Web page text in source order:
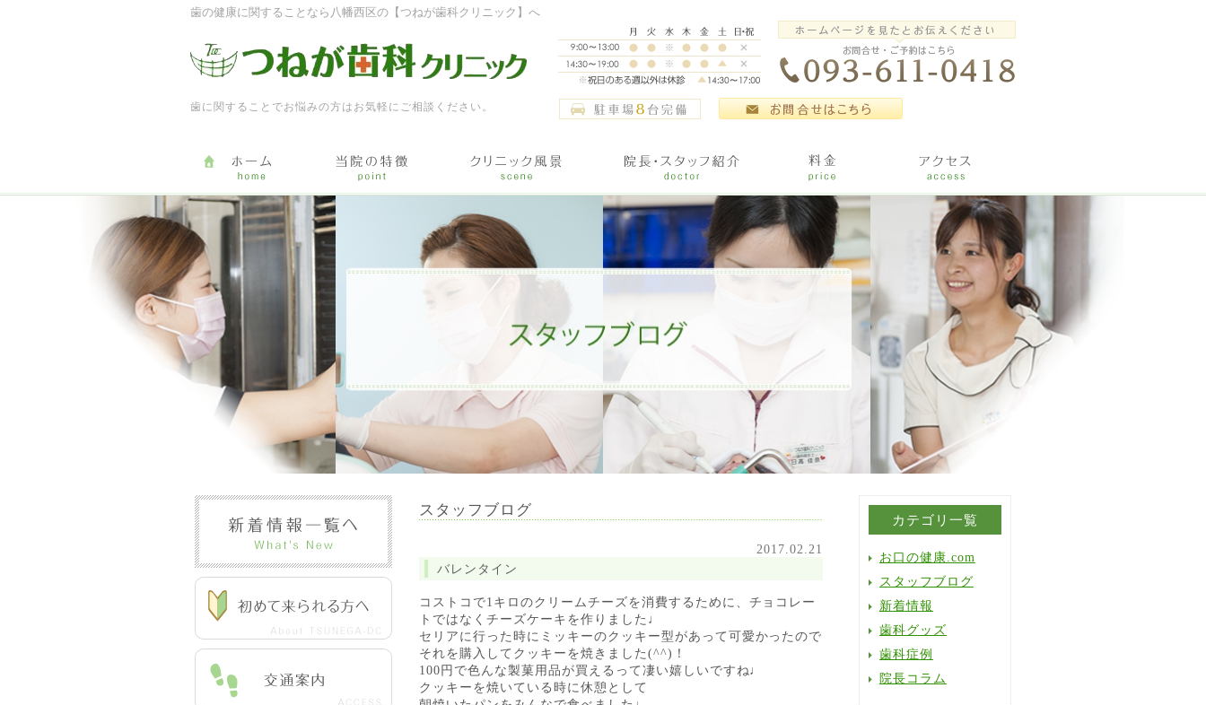
歯の健康に関することなら八幡西区の【つねが歯科クリニック】へ
歯に関することでお悩みの方はお気軽にご相談ください。
スタッフブログ
2017.02.21
バレンタイン
コストコで1キロのクリームチーズを消費するために、チョコレー
トではなくチーズケーキを作りました♩
セリアに行った時にミッキーのクッキー型があって可愛かったので
それを購入してクッキーを焼きました(^^)！
100円で色んな製菓用品が買えるって凄い嬉しいですね♩
クッキーを焼いている時に休憩として
カテゴリ一覧
お口の健康.com
スタッフブログ
新着情報
歯科グッズ
歯科症例
院長コラム